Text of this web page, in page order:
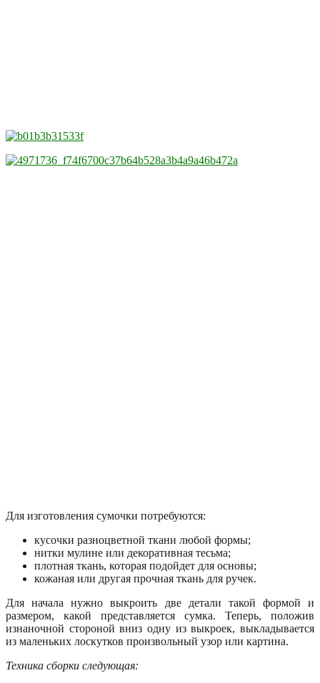
Для изготовления сумочки потребуются:
кусочки разноцветной ткани любой формы;
нитки мулине или декоративная тесьма;
плотная ткань, которая подойдет для основы;
кожаная или другая прочная ткань для ручек.
Для начала нужно выкроить две детали такой формой и
размером, какой представляется сумка. Теперь, положив
изнаночной стороной вниз одну из выкроек, выкладывается
из маленьких лоскутков произвольный узор или картина.
Техника сборки следующая: